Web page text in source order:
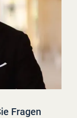
Fragen